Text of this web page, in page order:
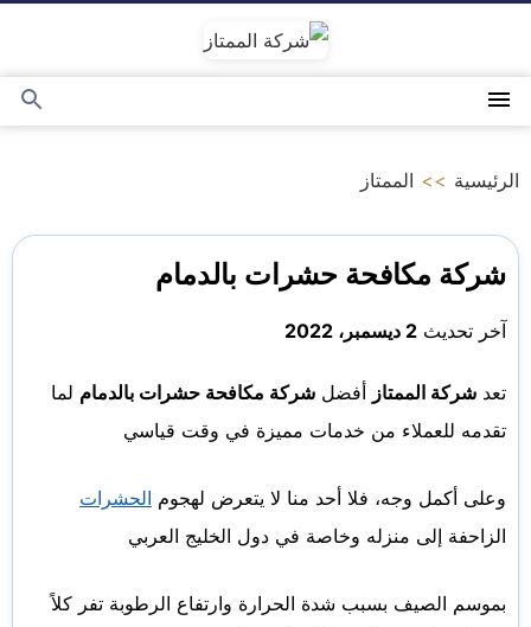
المحتوى
القائمة
بحث
الرئيسية >> الممتاز
شركة مكافحة حشرات بالدمام
آخر تحديث 2 ديسمبر، 2022
تعد شركة الممتاز أفضل شركة مكافحة حشرات بالدمام لما
تقدمه للعملاء من خدمات مميزة في وقت قياسي
وعلى أكمل وجه، فلا أحد منا لا يتعرض لهجوم الحشرات
الزاحفة إلى منزله وخاصة في دول الخليج العربي
بموسم الصيف بسبب شدة الحرارة وارتفاع الرطوبة تفر كلاً